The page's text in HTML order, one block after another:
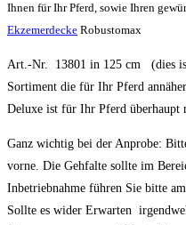
Ihnen für Ihr Pferd, sowie Ihren
Ekzemerdecke Robustomax
Art.-Nr. 13801 in 125 cm (dies
Sortiment die für Ihr Pferd
Deluxe ist für Ihr Pferd überhaupt
Ganz wichtig bei der Anprobe:
vorne. Die Gehfalte sollte im
Inbetriebnahme führen Sie bitte
Sollte es wider Erwarten